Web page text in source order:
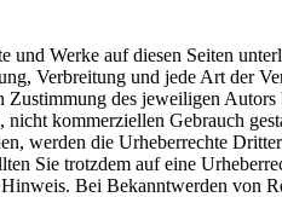
und Werke auf diesen Seiten
Verbreitung und jede Art der
Zustimmung des jeweiligen
kommerziellen Gebrauch
werden die Urheberrechte
Sie trotzdem auf eine
Bei Bekanntwerden von